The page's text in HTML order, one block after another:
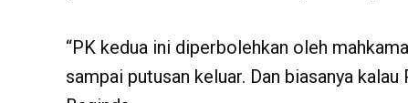
“PK kedua ini diperbolehkan oleh
sampai putusan keluar. Dan biasanya kalau